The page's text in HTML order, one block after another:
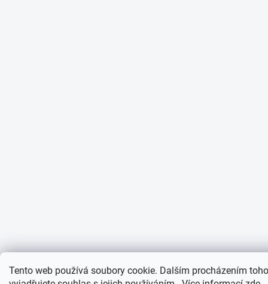
Tento web používá soubory cookie. Dalším procházením